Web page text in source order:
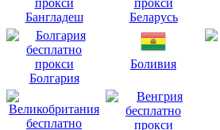
Бангладеш Беларусь
Болгария
Боливия